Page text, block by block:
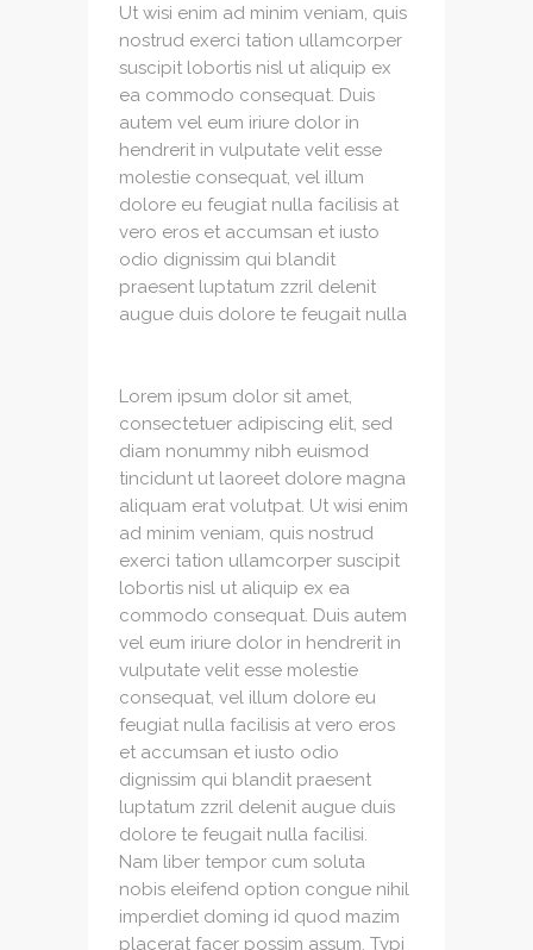
Ut wisi enim ad minim veniam, quis
nostrud exerci tation ullamcorper
suscipit lobortis nisl ut aliquip ex
ea commodo consequat. Duis
autem vel eum iriure dolor in
hendrerit in vulputate velit esse
molestie consequat, vel illum
dolore eu feugiat nulla facilisis at
vero eros et accumsan et iusto
odio dignissim qui blandit
praesent luptatum zzril delenit
augue duis dolore te feugait nulla
Lorem ipsum dolor sit amet,
consectetuer adipiscing elit, sed
diam nonummy nibh euismod
tincidunt ut laoreet dolore magna
aliquam erat volutpat. Ut wisi enim
ad minim veniam, quis nostrud
exerci tation ullamcorper suscipit
lobortis nisl ut aliquip ex ea
commodo consequat. Duis autem
vel eum iriure dolor in hendrerit in
vulputate velit esse molestie
consequat, vel illum dolore eu
feugiat nulla facilisis at vero eros
et accumsan et iusto odio
dignissim qui blandit praesent
luptatum zzril delenit augue duis
dolore te feugait nulla facilisi.
Nam liber tempor cum soluta
nobis eleifend option congue nihil
imperdiet doming id quod mazim
placerat facer possim assum. Typi